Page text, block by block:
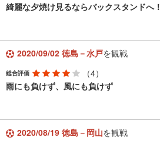
綺麗な夕焼け見るならバックスタンドへ！
2020/09/02 徳島－水戸を観戦
総合評価
（4）
雨にも負けず、風にも負けず
2020/08/19 徳島－岡山を観戦